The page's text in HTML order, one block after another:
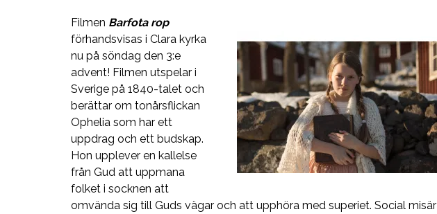
Filmen Barfota rop
förhandsvisas i Clara kyrka
nu på söndag den 3:e
advent! Filmen utspelar i
Sverige på 1840-talet och
berättar om tonårsflickan
Ophelia som har ett
uppdrag och ett budskap.
Hon upplever en kallelse
från Gud att uppmana
folket i socknen att
omvända sig till Guds vägar och att upphöra med superiet. Social misär